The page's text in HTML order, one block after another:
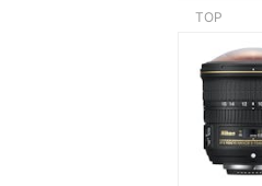
TOP